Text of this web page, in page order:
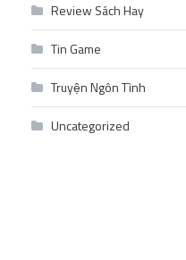
Review Sách Hay
Tin Game
Truyện Ngôn Tình
Uncategorized